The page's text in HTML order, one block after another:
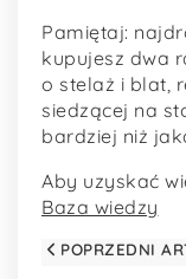
Pamiętaj:
kupujesz dwa
o stelaż i blat,
siedzącej na
bardziej niż
Aby uzyskać
Baza wiedzy
POPRZEDNI